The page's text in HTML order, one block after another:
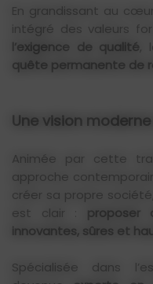
En grandissant au
intégré des valeurs
l’exigence de qualité,
quête permanente de
Une vision
Animée par cette
approche
créer sa propre
est clair : proposer
innovantes, sûres et
Spécialisée dans